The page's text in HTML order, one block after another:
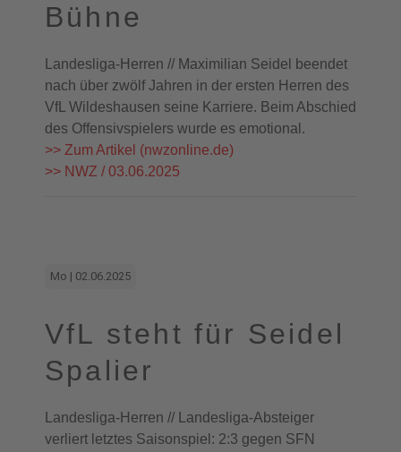
Bühne
Landesliga-Herren // Maximilian Seidel beendet
nach über zwölf Jahren in der ersten Herren des
VfL Wildeshausen seine Karriere. Beim Abschied
des Offensivspielers wurde es emotional.
>> Zum Artikel (nwzonline.de)
>> NWZ / 03.06.2025
Mo | 02.06.2025
VfL steht für Seidel
Spalier
Landesliga-Herren // Landesliga-Absteiger
verliert letztes Saisonspiel: 2:3 gegen SFN